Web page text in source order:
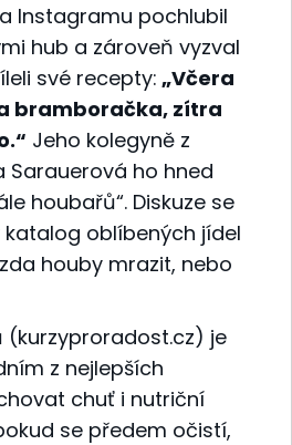
Instagramu pochlubil
hub a zároveň vyzval
své recepty: „Včera
bramboračka, zítra
Jeho kolegyně z
Sarauerová ho hned
houbařů“. Diskuze se
katalog oblíbených jídel
houby mrazit, nebo
(kurzyproradost.cz) je
z nejlepších
chuť i nutriční
se předem očistí,